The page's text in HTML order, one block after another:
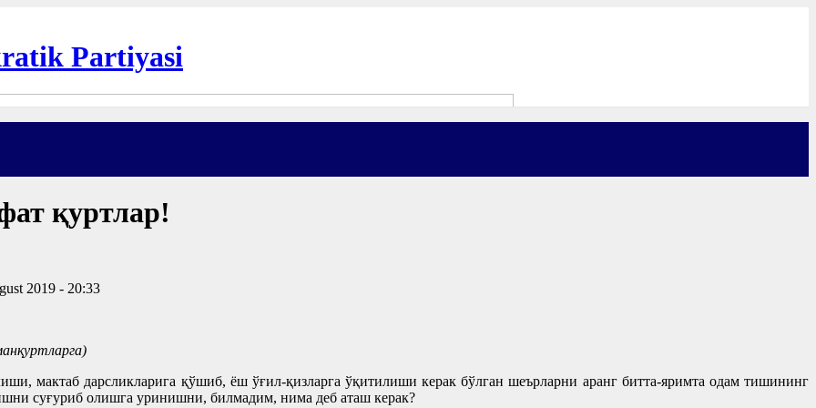
қуртлар!
2019 - 20:33
мактаб дарсликларига қўшиб, ёш ўғил-қизларга ўқитилиши керак бўлган шеърларни аранг битта-яримта одам тишининг
суғуриб олишга уринишни, билмадим, нима деб аташ керак?